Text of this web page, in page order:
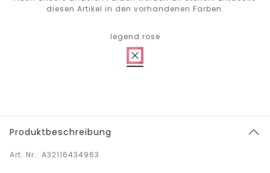
diesen Artikel in den vorhandenen Farben.
legend rose
Produktbeschreibung
Art. Nr.: A32116434963